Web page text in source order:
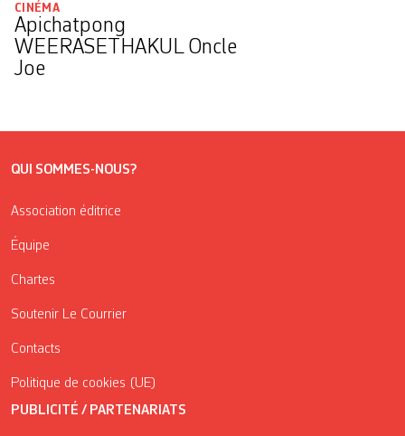
CINÉMA
Apichatpong
WEERASETHAKUL Oncle
Joe
QUI SOMMES-NOUS?
Association éditrice
Équipe
Chartes
Soutenir Le Courrier
Contacts
Politique de cookies (UE)
PUBLICITÉ / PARTENARIATS